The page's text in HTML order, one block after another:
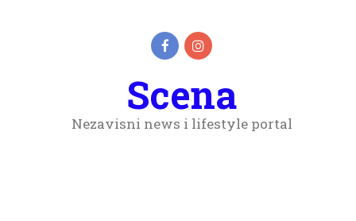
Scena
Nezavisni news i lifestyle portal